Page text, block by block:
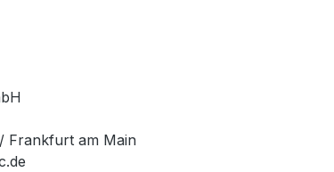
Frankfurt am Main